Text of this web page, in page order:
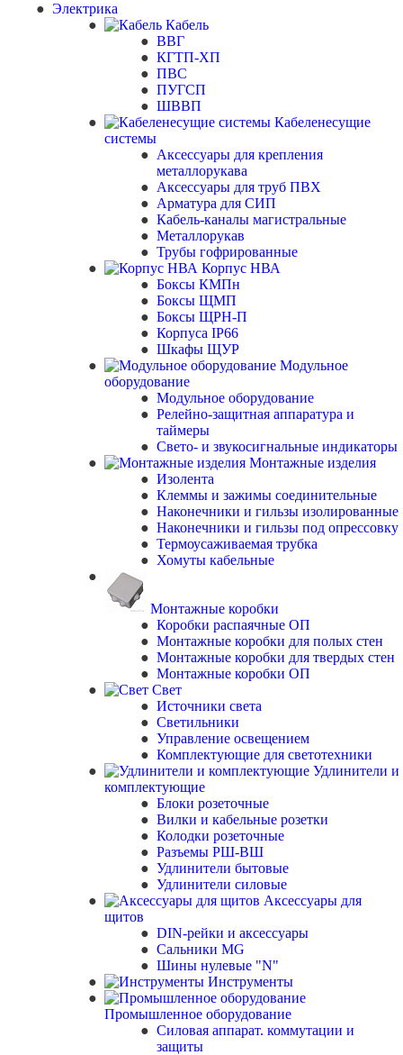
Электрика
Кабель
ВВГ
КГТП-ХП
ПВС
ПУГСП
ШВВП
Кабеленесущие
системы
Аксессуары для крепления
металлорукава
Аксессуары для труб ПВХ
Арматура для СИП
Кабель-каналы магистральные
Металлорукав
Трубы гофрированные
Корпус НВА
Боксы КМПн
Боксы ЩМП
Боксы ЩРН-П
Корпуса IP66
Шкафы ЩУР
Модульное
оборудование
Модульное оборудование
Релейно-защитная аппаратура и
таймеры
Свето- и звукосигнальные индикаторы
Монтажные изделия
Изолента
Клеммы и зажимы соединительные
Наконечники и гильзы изолированные
Наконечники и гильзы под опрессовку
Термоусаживаемая трубка
Хомуты кабельные
Монтажные коробки
Коробки распаячные ОП
Монтажные коробки для полых стен
Монтажные коробки для твердых стен
Монтажные коробки ОП
Свет
Источники света
Светильники
Управление освещением
Комплектующие для светотехники
Удлинители и
комплектующие
Блоки розеточные
Вилки и кабельные розетки
Колодки розеточные
Разъемы РШ-ВШ
Удлинители бытовые
Удлинители силовые
Аксессуары для
щитов
DIN-рейки и аксессуары
Сальники MG
Шины нулевые "N"
Инструменты
Промышленное оборудование
Силовая аппарат. коммутации и
защиты